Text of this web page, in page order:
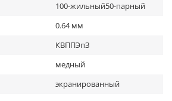
100-жильный50-парный
0.64 мм
КВППЭпЗ
медный
экранированный